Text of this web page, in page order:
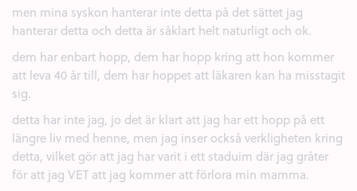
men mina syskon hanterar inte detta på det sättet jag
hanterar detta och detta är såklart helt naturligt och ok.
dem har enbart hopp, dem har hopp kring att hon kommer
att leva 40 år till, dem har hoppet att läkaren kan ha misstagit
sig.
detta har inte jag, jo det är klart att jag har ett hopp på ett
längre liv med henne, men jag inser också verkligheten kring
detta, vilket gör att jag har varit i ett staduim där jag gråter
för att jag VET att jag kommer att förlora min mamma.